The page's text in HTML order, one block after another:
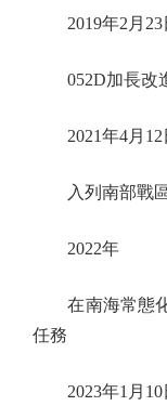
2019年2月23
052D加長改進
2021年4月12
入列南部戰
2022年
在南海常態化
任務
2023年1月10